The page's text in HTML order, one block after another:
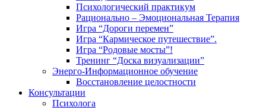
Психологический практикум
Рационально – Эмоциональная Терапия
Игра “Дороги перемен”
Игра “Кармическое путешествие”.
Игра “Родовые мосты”!
Тренинг “Доска визуализации”
Энерго-Информационное обучение
Восстановление целостности
Консультации
Психолога